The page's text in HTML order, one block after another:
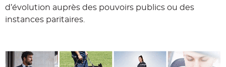
d’évolution auprès des pouvoirs publics ou des
instances paritaires.